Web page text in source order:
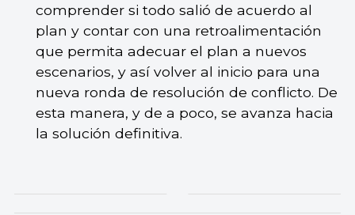
comprender si todo salió de acuerdo al
plan y contar con una retroalimentación
que permita adecuar el plan a nuevos
escenarios, y así volver al inicio para una
nueva ronda de resolución de conflicto. De
esta manera, y de a poco, se avanza hacia
la solución definitiva.